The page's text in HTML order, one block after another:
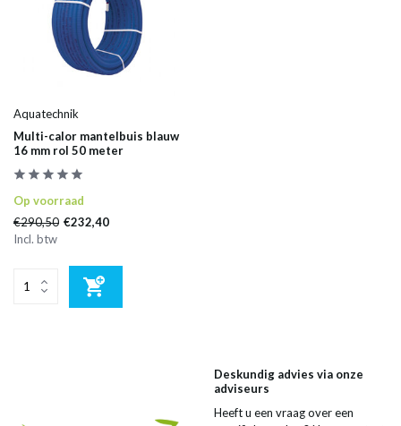
Aquatechnik
Multi-calor mantelbuis blauw
16 mm rol 50 meter
Op voorraad
€290,50 €232,40
Incl. btw
Deskundig advies via onze
adviseurs
Heeft u een vraag over een